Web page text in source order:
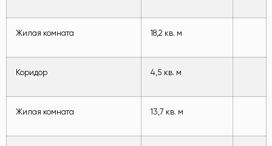
Жилая комната 18,2 кв. м
Коридор 4,5 кв. м
Жилая комната 13,7 кв. м